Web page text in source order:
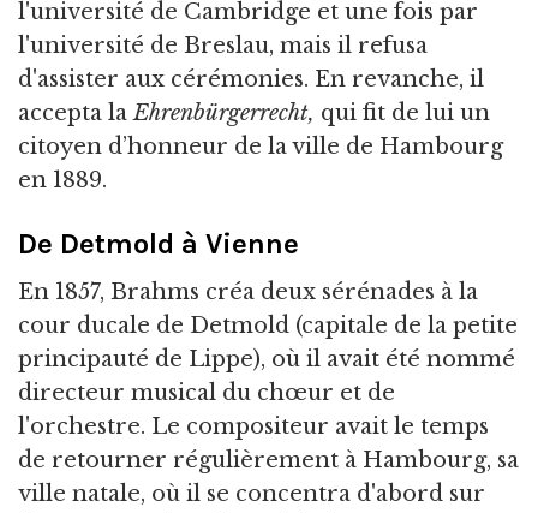
l'université de Cambridge et une fois par
l'université de Breslau, mais il refusa
d'assister aux cérémonies. En revanche, il
accepta laEhrenbürgerrecht, qui fit de lui un
citoyen d’honneur de la ville de Hambourg
en 1889.
De Detmold à Vienne
En 1857, Brahms créa deux sérénades à la
cour ducale de Detmold (capitale de la petite
principauté de Lippe), où il avait été nommé
directeur musical du chœur et de
l'orchestre. Le compositeur avait le temps
de retourner régulièrement à Hambourg, sa
ville natale, où il se concentra d'abord sur